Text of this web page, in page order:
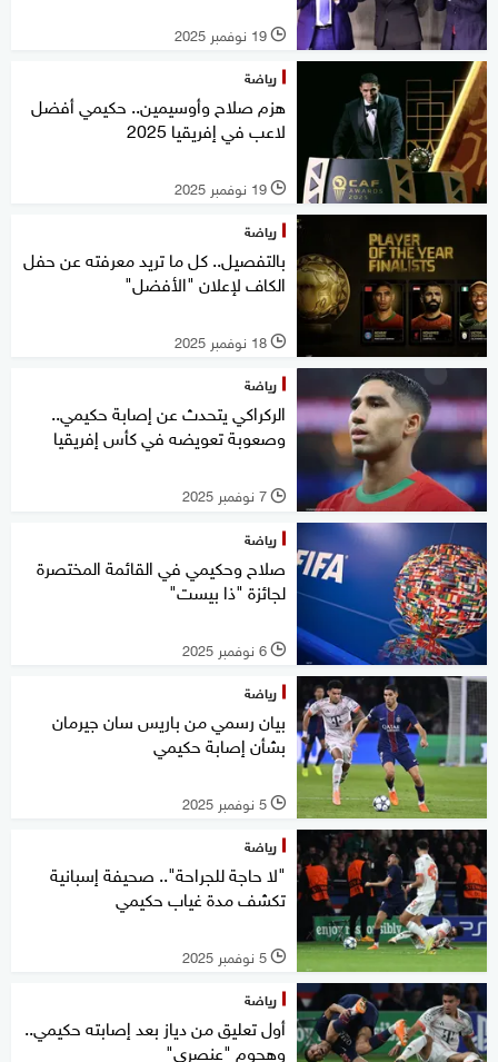
l 19 نوفمبر 2025
رياضة
هزم صلاح وأوسيمين.. حكيمي أفضل
لاعب في إفريقيا 2025
l 19 نوفمبر 2025
رياضة
بالتفصيل.. كل ما تريد معرفته عن حفل
الكاف لإعلان "الأفضل"
l 18 نوفمبر 2025
رياضة
الركراكي يتحدث عن إصابة حكيمي..
وصعوبة تعويضه في كأس إفريقيا
l 7 نوفمبر 2025
رياضة
صلاح وحكيمي في القائمة المختصرة
لجائزة "ذا بيست"
l 6 نوفمبر 2025
رياضة
بيان رسمي من باريس سان جيرمان
بشأن إصابة حكيمي
l 5 نوفمبر 2025
رياضة
"لا حاجة للجراحة".. صحيفة إسبانية
تكشف مدة غياب حكيمي
l 5 نوفمبر 2025
رياضة
أول تعليق من دياز بعد إصابته حكيمي..
وهجوم "عنصري"